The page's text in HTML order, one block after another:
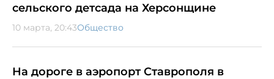
сельского детсада на Херсонщине
10 марта, 20:43Общество
На дороге в аэропорт Ставрополя в